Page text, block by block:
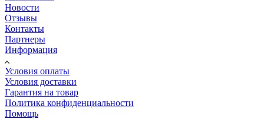
Новости
Отзывы
Контакты
Партнеры
Информация
Условия оплаты
Условия доставки
Гарантия на товар
Политика конфиденциальности
Помощь